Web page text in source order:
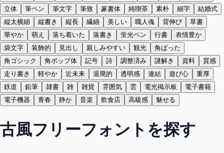
立体
筆ペン 筆文字 筆致 篆書体 純喫茶 素朴 細字
結婚式
縦太横細
縦書き 縦長 繊細 美しい 職人魂 背伸び
草書
華やか
萌え 落ち着いた 落書き 蛍光ペン 行書
表情豊か
袋文字
装飾的 見出し 親しみやすい 観光
角ばった
角ゴシック
角ポップ体 記号 詩 調整済み 謎解き 資料
質感
走り書き
軽やか 近未来 退廃的 透明感 連結 遊び心
重厚
鉄道
鉛筆 隷書 雑 雑貨 雰囲気 雲 電光掲示板
電子書籍
電子機器
青春 静か 音楽 飲食店 高級感 魅せる
古風フリーフォントを探す